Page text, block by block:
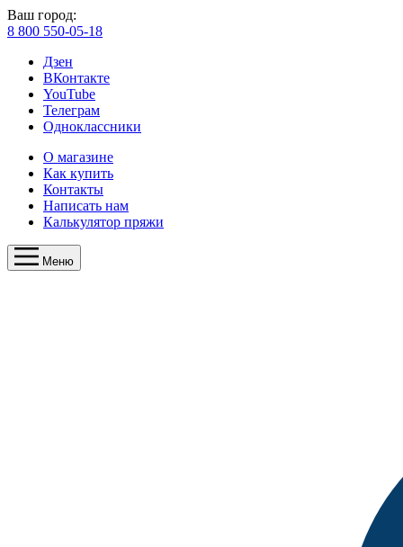
Ваш город:
8 800 550-05-18
Дзен
ВКонтакте
YouTube
Телеграм
Одноклассники
О магазине
Как купить
Контакты
Написать нам
Калькулятор пряжи
Меню